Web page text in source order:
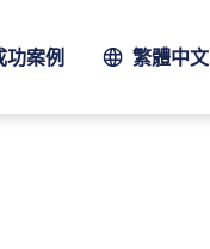
功案例 繁體中文